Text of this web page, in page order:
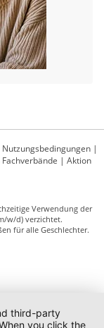
Nutzungsbedingungen |
| Aktion
Verwendung der
w/d) verzichtet.
für alle Geschlechter.
third-party
you click the